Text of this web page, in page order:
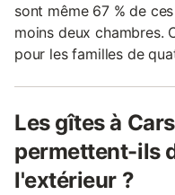
sont même 67 % de
moins deux chambres.
pour les familles de
Les gîtes à
permettent-ils
l'extérieur ?